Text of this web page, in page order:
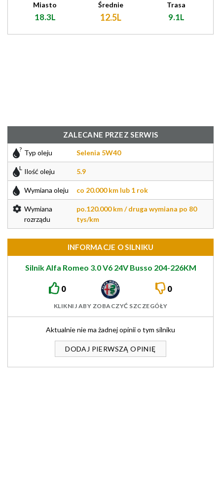
Miasto
18.3L
Średnie
12.5L
Trasa
9.1L
ZALECANE PRZEZ SERWIS
Typ oleju Selenia 5W40
Ilość oleju 5.9
Wymiana oleju co 20.000 km lub 1 rok
Wymiana
rozrządu
po.120.000 km / druga wymiana po 80
tys/km
INFORMACJE O SILNIKU
Silnik Alfa Romeo 3.0 V6 24V Busso 204-226KM
0 0
KLIKNIJ ABY ZOBACZYĆ SZCZEGÓŁY
Aktualnie nie ma żadnej opinii o tym silniku
DODAJ PIERWSZĄ OPINIĘ